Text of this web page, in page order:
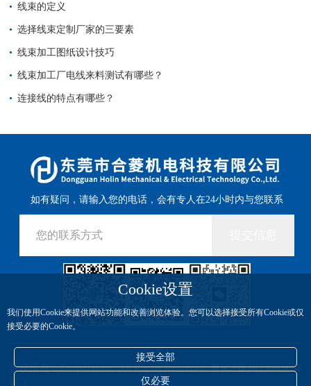
Cookie设置
我们使用Cookie来提供网站功能和改善浏览体验。您可以选择接受所有Cookie或仅
接受必要的Cookie。
接受全部
仅必要
线束的定义
选择线束定制厂家的三要素
线束加工图纸设计技巧
线束加工厂电线来料测试有哪些？
连接线的特点有哪些？
如有疑问，请输入您的电话，会有专人在24小时内与您联系
版权所有© Corporation, All Rights Reserved 粤ICP备2023065688